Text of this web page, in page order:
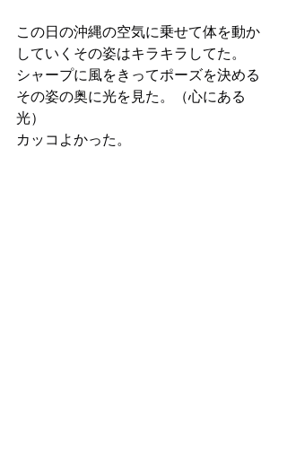
この日の沖縄の空気に乗せて体を動か
していくその姿はキラキラしてた。
シャープに風をきってポーズを決める
その姿の奥に光を見た。（心にある
光）
カッコよかった。